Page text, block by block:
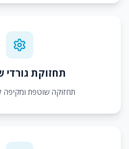
תחזוקת גורדי
תחזוקה שוטפת ומקיפה